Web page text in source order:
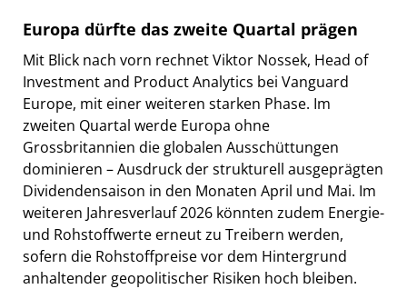
Europa dürfte das zweite Quartal prägen
Mit Blick nach vorn rechnet Viktor Nossek, Head of
Investment and Product Analytics bei Vanguard
Europe, mit einer weiteren starken Phase. Im
zweiten Quartal werde Europa ohne
Grossbritannien die globalen Ausschüttungen
dominieren – Ausdruck der strukturell ausgeprägten
Dividendensaison in den Monaten April und Mai. Im
weiteren Jahresverlauf 2026 könnten zudem Energie-
und Rohstoffwerte erneut zu Treibern werden,
sofern die Rohstoffpreise vor dem Hintergrund
anhaltender geopolitischer Risiken hoch bleiben.